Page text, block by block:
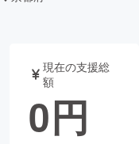
書籍・雑誌
現在の支援総
額
0円